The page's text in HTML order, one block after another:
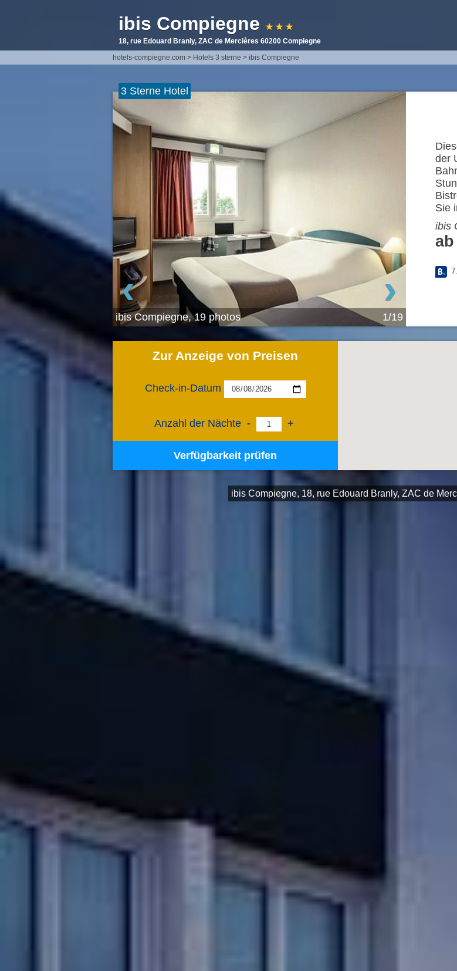
ibis Compiegne ★ ★ ★
18, rue Edouard Branly, ZAC de Mercières 60200 Compiegne
hotels-compiegne.com > Hotels 3 sterne > ibis Compiegne
3 Sterne Hotel
‹ ›
ibis Compiegne, 19 photos 1/19
der
Sie
ibis
ab
Zur Anzeige von Preisen
Check-in-Datum
Anzahl der Nächte - +
Verfügbarkeit prüfen
ibis Compiegne, 18, rue Edouard Branly, ZAC de